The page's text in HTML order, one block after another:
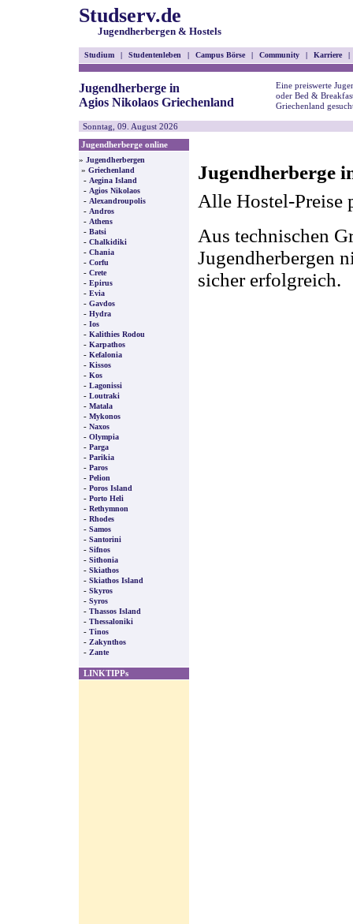
Studserv.de
Jugendherbergen & Hostels
Studium | Studentenleben | Campus Börse | Community | Karriere |
Jugendherberge in
Agios Nikolaos Griechenland
Eine preiswerte
oder Bed &
Griechenland
Sonntag, 09. August 2026
Jugendherberge online
» Jugendherbergen
» Griechenland
- Aegina Island
- Agios Nikolaos
- Alexandroupolis
- Andros
- Athens
- Batsi
- Chalkidiki
- Chania
- Corfu
- Crete
- Epirus
- Evia
- Gavdos
- Hydra
- Ios
- Kalithies Rodou
- Karpathos
- Kefalonia
- Kissos
- Kos
- Lagonissi
- Loutraki
- Matala
- Mykonos
- Naxos
- Olympia
- Parga
- Parikia
- Paros
- Pelion
- Poros Island
- Porto Heli
- Rethymnon
- Rhodes
- Samos
- Santorini
- Sifnos
- Sithonia
- Skiathos
- Skiathos Island
- Skyros
- Syros
- Thassos Island
- Thessaloniki
- Tinos
- Zakynthos
- Zante
LINKTIPPs
Jugendherberge
Alle Hostel-Preise
Aus technischen
Jugendherbergen
sicher erfolgreich.